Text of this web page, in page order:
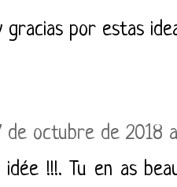
gracias por estas
de octubre de 2018
idée !!!. Tu en as